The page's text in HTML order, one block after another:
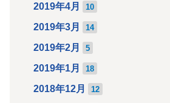
2019年4月 10
2019年3月 14
2019年2月 5
2019年1月 18
2018年12月 12